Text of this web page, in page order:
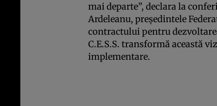
mai departe”, declara la
Ardeleanu, președintele
contractului pentru
C.E.S.S. transformă această
implementare.